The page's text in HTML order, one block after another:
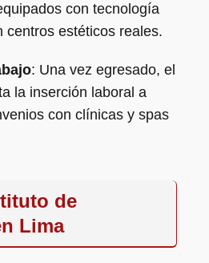
con tecnología
centros estéticos reales.
: Una vez egresado, el
la inserción laboral a
con clínicas y spas
de
Lima